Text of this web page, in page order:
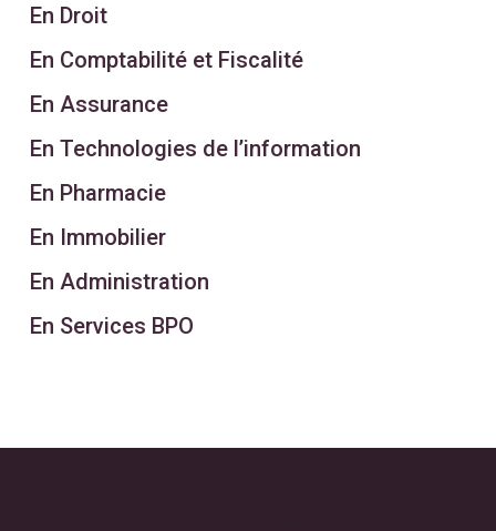
En Droit
En Comptabilité et Fiscalité
En Assurance
En Technologies de l’information
En Pharmacie
En Immobilier
En Administration
En Services BPO